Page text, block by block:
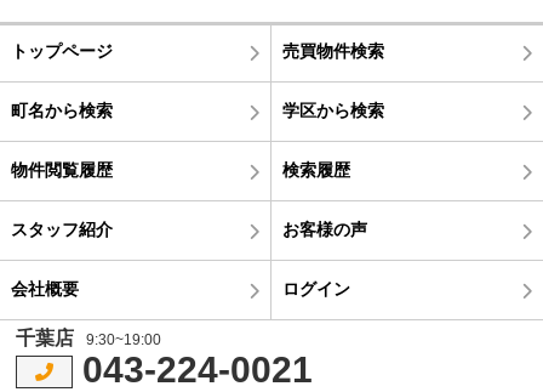
トップページ 売買物件検索
町名から検索 学区から検索
物件閲覧履歴 検索履歴
スタッフ紹介 お客様の声
会社概要 ログイン
千葉店 9:30~19:00
043-224-0021